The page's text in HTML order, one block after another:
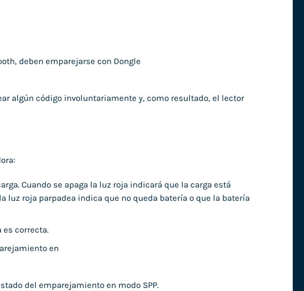
deben emparejarse con Dongle
algún código involuntariamente y, como resultado, el lector
Cuando se apaga la luz roja indicará que la carga está
luz roja parpadea indica que no queda batería o que la batería
correcta.
en
del emparejamiento en modo SPP.